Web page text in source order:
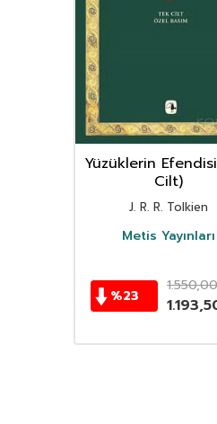
Yüzüklerin
Cilt)
J. R. R. Tolkien
Metis Yayınları
%23
1.550,00